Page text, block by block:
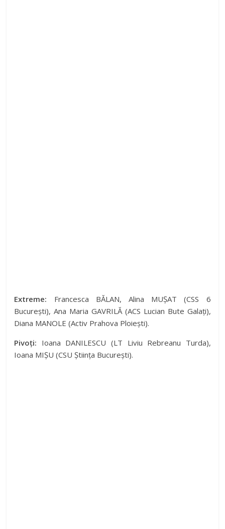
Extreme: Francesca BĂLAN, Alina MUȘAT (CSS 6
București), Ana Maria GAVRILĂ (ACS Lucian Bute Galați),
Diana MANOLE (Activ Prahova Ploiești).
Pivoți: Ioana DANILESCU (LT Liviu Rebreanu Turda),
Ioana MIȘU (CSU Știința București).